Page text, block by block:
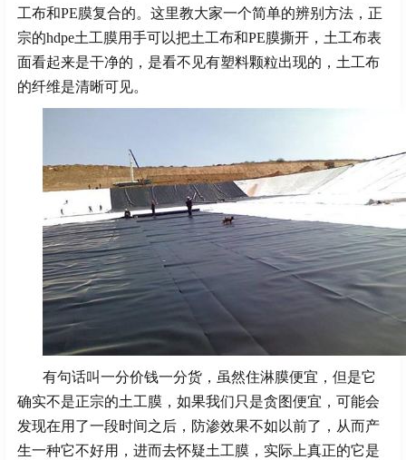
工布和PE膜复合的。这里教大家一个简单的辨别方法， 正
宗的hdpe土工膜用手可以把土工布和PE膜撕开，土工布表
面看起来是干净的，是看不见有塑料颗粒出现的，土工布
的纤维是清晰可见。
有句话叫一分价钱一分货，虽然住淋膜便宜，但是它
确实不是正宗的土工膜，如果我们只是贪图便宜，可能会
发现在用了一段时间之后，防渗效果不如以前了，从而产
生一种它不好用，进而去怀疑土工膜，实际上真正的它是